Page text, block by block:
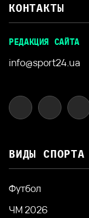
КОНТАКТЫ
РЕДАКЦИЯ САЙТА
info@sport24.ua
ВИДЫ СПОРТА
Футбол
ЧМ 2026